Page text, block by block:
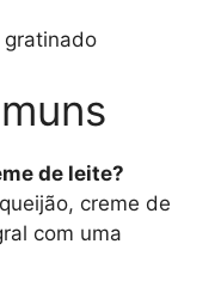
de leite?
creme de
com uma